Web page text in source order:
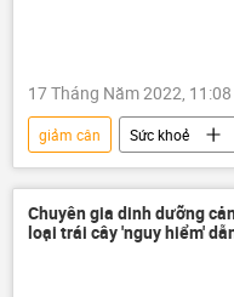
17 Tháng Năm 2022, 11:08
giảm cân Sức khoẻ
chuyên gia
Chuyên gia dinh dưỡng
loại trái cây 'nguy hiểm'